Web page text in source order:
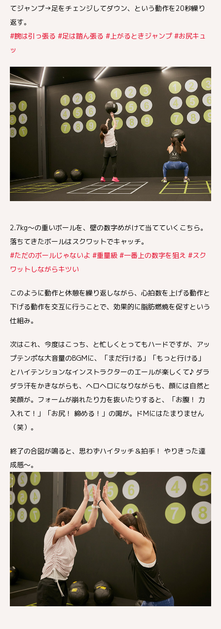
てジャンプ→足をチェンジしてダウン、という動作を20秒繰り
返す。
#腕は引っ張る #足は踏ん張る #上がるときジャンプ #お尻キュ
ッ
2.7kg〜の重いボールを、壁の数字めがけて当てていくこちら。
落ちてきたボールはスクワットでキャッチ。
#ただのボールじゃないよ #重量級 #一番上の数字を狙え #スク
ワットしながらキツい
このように動作と休憩を繰り返しながら、心拍数を上げる動作と
下げる動作を交互に行うことで、効果的に脂肪燃焼を促すという
仕組み。
次はこれ、今度はこっち、と忙しくとってもハードですが、アッ
プテンポな大音量のBGMに、「まだ行ける」「もっと行ける」
とハイテンションなインストラクターのエールが楽しくて♪ ダラ
ダラ汗をかきながらも、ヘロヘロになりながらも、顔には自然と
笑顔が。フォームが崩れたり力を抜いたりすると、「お腹！ 力
入れて！」「お尻！ 締める！」の喝が。ドMにはたまりません
（笑）。
終了の合図が鳴ると、思わずハイタッチ＆拍手！ やりきった達
成感〜。